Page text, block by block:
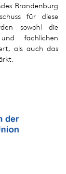
Brandenburg
für diese
sowohl die
fachlichen
als auch das